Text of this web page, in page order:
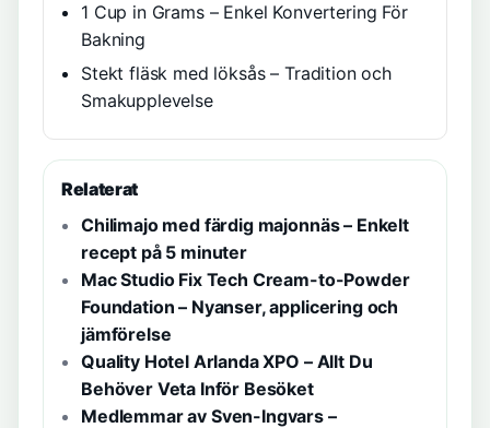
1 Cup in Grams – Enkel Konvertering För
Bakning
Stekt fläsk med löksås – Tradition och
Smakupplevelse
Relaterat
Chilimajo med färdig majonnäs – Enkelt
recept på 5 minuter
Mac Studio Fix Tech Cream-to-Powder
Foundation – Nyanser, applicering och
jämförelse
Quality Hotel Arlanda XPO – Allt Du
Behöver Veta Inför Besöket
Medlemmar av Sven-Ingvars –